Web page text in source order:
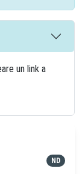
un link a
ND